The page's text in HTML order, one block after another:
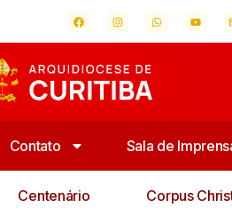
Contato Sala de
Centenário Corpus